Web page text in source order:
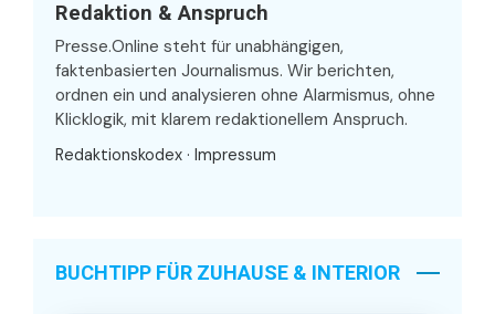
Redaktion & Anspruch
Presse.Online steht für unabhängigen,
faktenbasierten Journalismus. Wir berichten,
ordnen ein und analysieren ohne Alarmismus, ohne
Klicklogik, mit klarem redaktionellem Anspruch.
Redaktionskodex · Impressum
BUCHTIPP FÜR ZUHAUSE & INTERIOR